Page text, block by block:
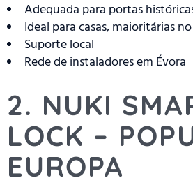
Adequada para portas
Ideal para casas, maioritárias
Suporte local
Rede de instaladores em Évora
2. NUKI
LOCK –
EUROPA